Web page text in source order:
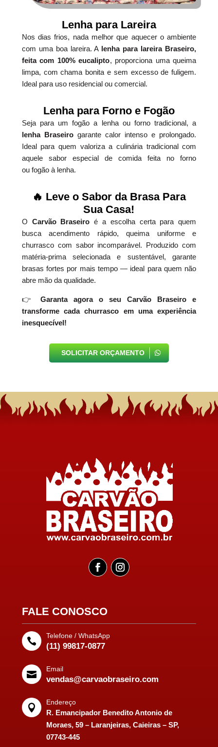
Lenha para Lareira
Nos dias frios, nada melhor que aquecer o ambiente
com uma boa lareira. A lenha para lareira Braseiro,
feita com 100% eucalipto, proporciona uma queima
limpa, com chama bonita e sem excesso de fuligem.
Ideal para uso residencial ou comercial.
Lenha para Forno e Fogão
Seja para um fogão a lenha ou forno tradicional, a
lenha Braseirogarante calor intenso e prolongado.
Ideal para quem valoriza a culinária tradicional com
aquele sabor especial de comida feita no forno
ou fogão à lenha.
🔥 Leve o Sabor da Brasa Para
Sua Casa!
O Carvão Braseiro é a escolha certa para quem
busca acendimento rápido, queima uniforme e
churrasco com sabor incomparável. Produzido com
matéria-prima selecionada e sustentável, garante
brasas fortes por mais tempo — ideal para quem não
abre mão da qualidade.
👉
Garanta agora o seu Carvão Braseiro e
transforme cada churrasco em uma experiência
inesquecível!
SOLICITAR ORÇAMENTO
FALE CONOSCO

Telefone / WhatsApp
(11) 99817-0877

Email
vendas@carvaobraseiro.com

Endereço
R. Emancipador Benedito Antonio de
Moraes, 59 – Laranjeiras, Caieiras – SP,
07743-445